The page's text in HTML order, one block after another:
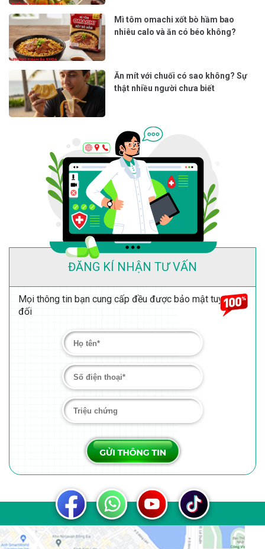
Mì tôm omachi xốt bò hầm bao
nhiêu calo và ăn có béo không?
Ăn mít với chuối có sao không? Sự
thật nhiều người chưa biết
ĐĂNG KÍ NHẬN TƯ VẤN
Mọi thông tin bạn cung cấp đều được bảo mật tuyệt
đối